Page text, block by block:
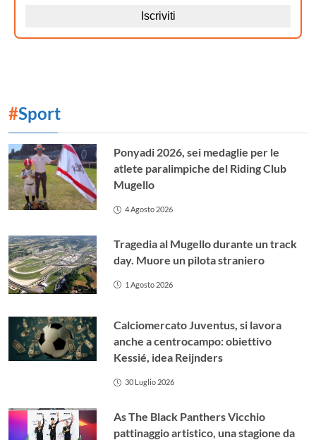
#Sport
Ponyadi 2026, sei medaglie per le
atlete paralimpiche del Riding Club
Mugello
4 Agosto 2026
Tragedia al Mugello durante un track
day. Muore un pilota straniero
1 Agosto 2026
Calciomercato Juventus, si lavora
anche a centrocampo: obiettivo
Kessié, idea Reijnders
30 Luglio 2026
As The Black Panthers Vicchio
pattinaggio artistico, una stagione da